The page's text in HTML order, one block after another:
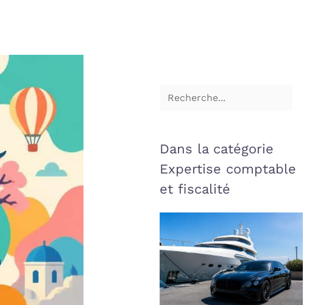
Dans la catégorie
Expertise comptable
et fiscalité